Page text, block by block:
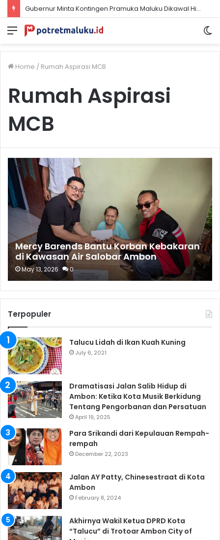
Gubernur Minta Kontingen Pramuka Maluku Dikawal Hingga Pulang dari Jambore Nasional
Menu
Home / Rumah Aspirasi MCB
Rumah Aspirasi
MCB
Mercy Barends Bantu Korban Kebakaran
di Kawasan Air Salobar Ambon
May 13, 2026 0
Terpopuler
Talucu Lidah di Ikan Kuah Kuning
July 6, 2021
Dramatisasi Jalan Salib Hidup di
Ambon: Ketika Kota Musik Berkidung
Tentang Pengorbanan dan Persatuan
April 19, 2025
Para Srikandi dari Kepulauan Rempah-
rempah
December 22, 2023
Jalan AY Patty, Chinesestraat di Kota
Ambon
February 8, 2024
Akhirnya Wakil Ketua DPRD Kota
“Talucu” di Trotoar Ambon City of